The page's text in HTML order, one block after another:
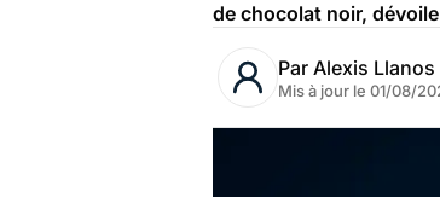
de chocolat noir,
Par Alexis Llanos
Mis à jour le 01/08/